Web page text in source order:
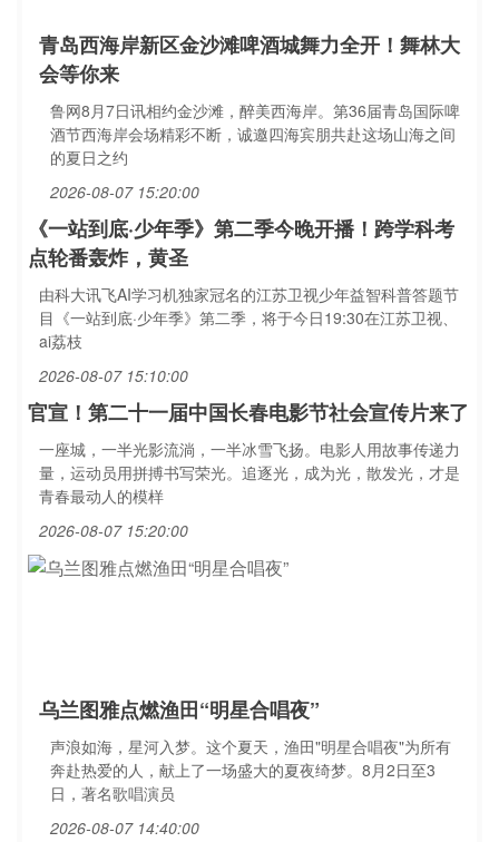
青岛西海岸新区金沙滩啤酒城舞力全开！舞林大
会等你来
鲁网8月7日讯相约金沙滩，醉美西海岸。第36届青岛国际啤
酒节西海岸会场精彩不断，诚邀四海宾朋共赴这场山海之间
的夏日之约
2026-08-07 15:20:00
《一站到底·少年季》第二季今晚开播！跨学科考
点轮番轰炸，黄圣
由科大讯飞AI学习机独家冠名的江苏卫视少年益智科普答题节
目《一站到底·少年季》第二季，将于今日19:30在江苏卫视、
ai荔枝
2026-08-07 15:10:00
官宣！第二十一届中国长春电影节社会宣传片来了
一座城，一半光影流淌，一半冰雪飞扬。电影人用故事传递力
量，运动员用拼搏书写荣光。追逐光，成为光，散发光，才是
青春最动人的模样
2026-08-07 15:20:00
乌兰图雅点燃渔田“明星合唱夜”
声浪如海，星河入梦。这个夏天，渔田"明星合唱夜"为所有
奔赴热爱的人，献上了一场盛大的夏夜绮梦。8月2日至3
日，著名歌唱演员
2026-08-07 14:40:00